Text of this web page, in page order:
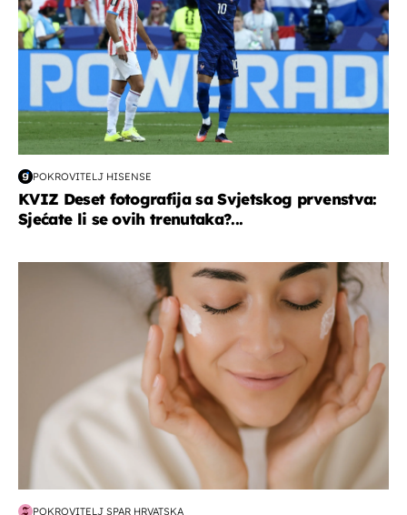
POKROVITELJ HISENSE
KVIZ Deset fotografija sa Svjetskog prvenstva:
Sjećate li se ovih trenutaka?...
moda & ljepota
POKROVITELJ SPAR HRVATSKA